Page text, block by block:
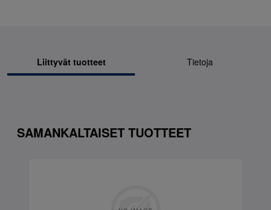
Liittyvät tuotteet Tietoja
SAMANKALTAISET TUOTTEET